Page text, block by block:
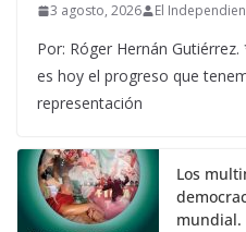
3 agosto, 2026 El
Por: Róger Hernán
es hoy el progreso que
representación
Los
mundial.